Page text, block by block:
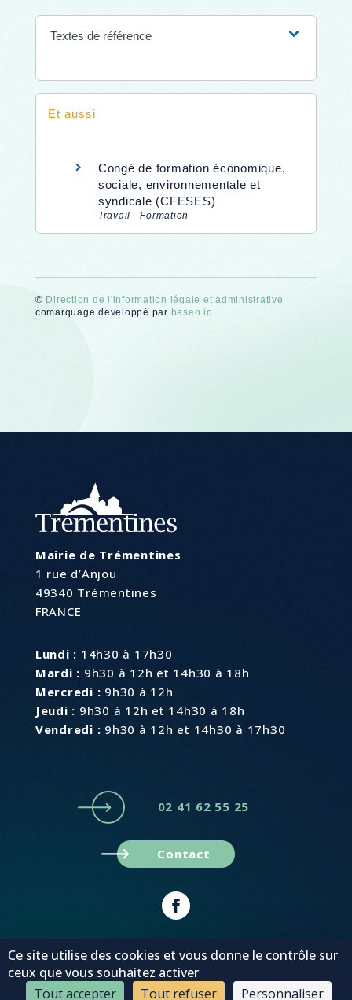
Textes de référence
Et aussi
Congé de formation économique,
sociale, environnementale et
syndicale (CFESES)
Travail - Formation
© Direction de l'information légale et administrative
comarquage developpé par baseo.io
Mairie de Trémentines
1 rue d’Anjou
49340 Trémentines
FRANCE
Lundi : 14h30 à 17h30
Mardi : 9h30 à 12h et 14h30 à 18h
Mercredi : 9h30 à 12h
Jeudi : 9h30 à 12h et 14h30 à 18h
Vendredi : 9h30 à 12h et 14h30 à 17h30
02 41 62 55 25
Contact
Plan du site
Mentions légales
© MonaGraphic 2022
Ce site utilise des cookies et vous donne le contrôle sur
ceux que vous souhaitez activer
Tout accepter
Tout refuser Personnaliser